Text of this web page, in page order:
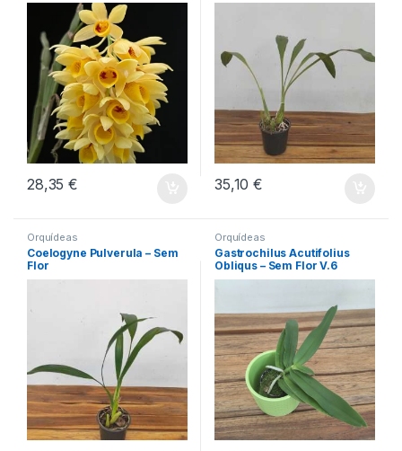
28,35€ 35,10€
Orquídeas
Coelogyne Pulverula – Sem
Flor
Orquídeas
Gastrochilus Acutifolius
Obliqus – Sem Flor V.6